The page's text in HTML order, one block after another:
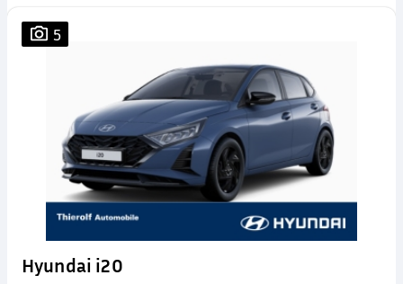
5
Hyundai i20